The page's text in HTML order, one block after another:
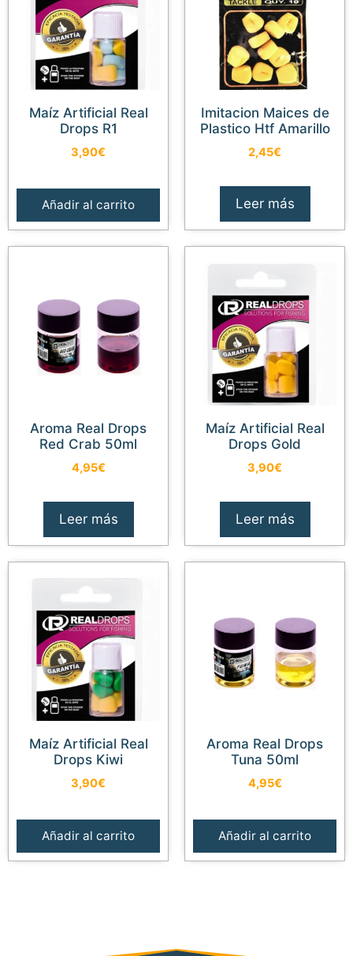
Maíz Artificial Real
Drops R1
3,90€
Añadir al carrito
Imitacion Maices de
Plastico Htf Amarillo
2,45€
Leer más
Aroma Real Drops
Red Crab 50ml
4,95€
Leer más
Maíz Artificial Real
Drops Gold
3,90€
Leer más
Maíz Artificial Real
Drops Kiwi
3,90€
Añadir al carrito
Aroma Real Drops
Tuna 50ml
4,95€
Añadir al carrito